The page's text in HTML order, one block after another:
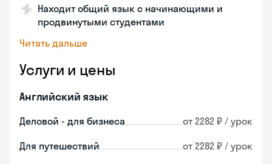
Находит общий язык с начинающими и
продвинутыми студентами
Читать дальше
Услуги и цены
Английский язык
Деловой - для бизнеса от 2282 ₽ / урок
Для путешествий от 2282 ₽ / урок